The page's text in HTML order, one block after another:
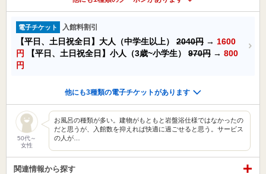
電子チケット 入館料割引
【平日、土日祝全日】大人（中学生以上） 2040円 → 1600
円
【平日、土日祝全日】小人（3歳~小学生） 970円 → 800
円
他にも3種類の電子チケットがあります
50代～
女性
お風呂の種類が多い。建物がもともと岩盤浴仕様ではなかったの
だと思うが、入館数を抑えれば快適に過ごせると思う。サービス
の人が…
関連情報から探す